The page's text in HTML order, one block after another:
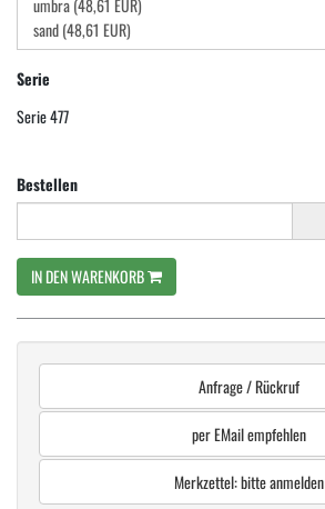
Serie
Serie 477
Bestellen
IN DEN WARENKORB
Anfrage / Rückruf
per EMail empfehlen
Merkzettel: bitte anmelden